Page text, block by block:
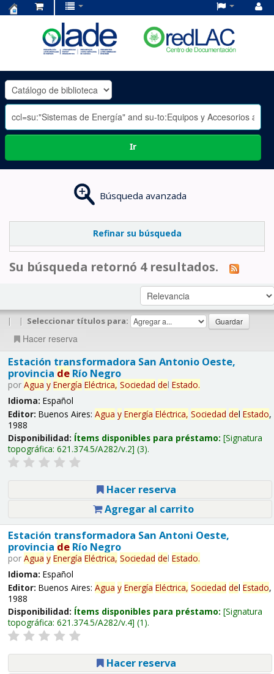
OLADE
-
Ir
Búsqueda avanzada
Refinar su búsqueda
Su búsqueda retornó 4 resultados.
| | Seleccionar títulos para:
Hacer reserva
Estación transformadora San Antonio Oeste,
provincia deRío Negro
por Agua y Energía Eléctrica, Sociedad del Estado.
Idioma: Español
Editor: Buenos Aires: Agua y Energía Eléctrica, Sociedad del Estado,
1988
Disponibilidad: Ítems disponibles para préstamo: Signatura
topográfica: 621.374.5/A282/v.2 (3).
Hacer reserva
Agregar al carrito
Estación transformadora San Antoni Oeste,
provincia deRío Negro
por Agua y Energía Eléctrica, Sociedad del Estado.
Idioma: Español
Editor: Buenos Aires: Agua y Energía Eléctrica, Sociedad del Estado,
1988
Disponibilidad: Ítems disponibles para préstamo: Signatura
topográfica: 621.374.5/A282/v.4 (1).
Hacer reserva